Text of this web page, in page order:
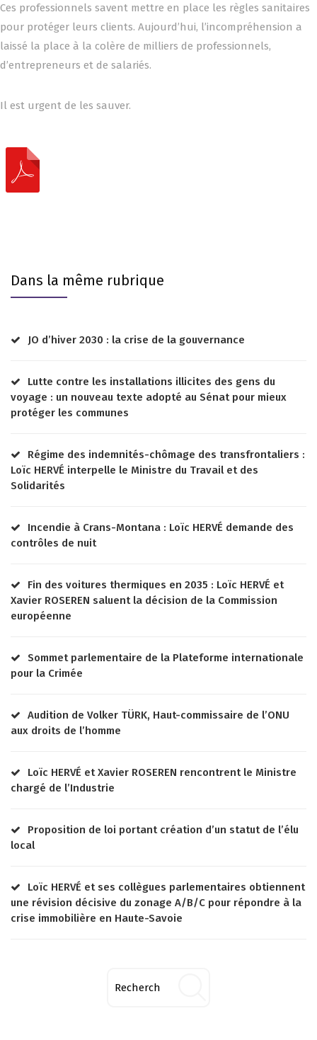
Ces professionnels savent mettre en place les règles sanitaires
pour protéger leurs clients. Aujourd’hui, l’incompréhension a
laissé la place à la colère de milliers de professionnels,
d’entrepreneurs et de salariés.
Il est urgent de les sauver.
Dans la même rubrique
JO d’hiver 2030 : la crise de la gouvernance
Lutte contre les installations illicites des gens du
voyage : un nouveau texte adopté au Sénat pour mieux
protéger les communes
Régime des indemnités-chômage des transfrontaliers :
Loïc HERVÉ interpelle le Ministre du Travail et des
Solidarités
Incendie à Crans-Montana : Loïc HERVÉ demande des
contrôles de nuit
Fin des voitures thermiques en 2035 : Loïc HERVÉ et
Xavier ROSEREN saluent la décision de la Commission
européenne
Sommet parlementaire de la Plateforme internationale
pour la Crimée
Audition de Volker TÜRK, Haut-commissaire de l’ONU
aux droits de l’homme
Loïc HERVÉ et Xavier ROSEREN rencontrent le Ministre
chargé de l’Industrie
Proposition de loi portant création d’un statut de l’élu
local
Loïc HERVÉ et ses collègues parlementaires obtiennent
une révision décisive du zonage A/B/C pour répondre à la
crise immobilière en Haute-Savoie